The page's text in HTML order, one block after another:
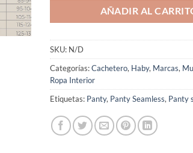
AÑADIR AL
SKU: N/D
Categorías:Cachetero, Haby, Marcas,
Ropa Interior
Etiquetas: Panty, Panty Seamless, Panty